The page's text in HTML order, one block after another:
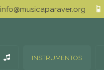
info@musicaparaver.org
INSTRUMENTOS